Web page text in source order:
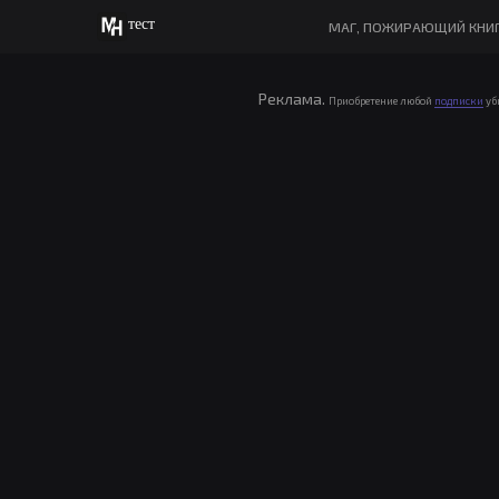
тест МАГ, ПОЖИРАЮЩИЙ
Реклама. Приобретение любой подписки